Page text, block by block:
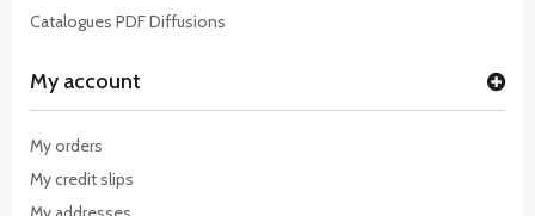
Catalogues PDF Diffusions
My account
My orders
My credit slips